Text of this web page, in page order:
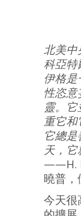
北美
科亞
伊格
性恣
靈。
重它
它總
天，它
——H.
曉普
今天很